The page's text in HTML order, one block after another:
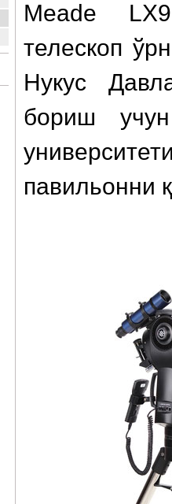
Meade
телескоп
Нукус
бориш
павильонни